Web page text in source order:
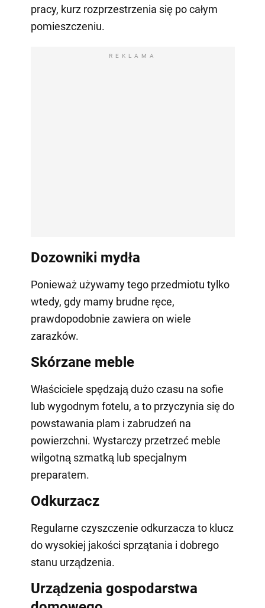
pracy, kurz rozprzestrzenia się po całym
pomieszczeniu.
REKLAMA
Dozowniki mydła
Ponieważ używamy tego przedmiotu tylko
wtedy, gdy mamy brudne ręce,
prawdopodobnie zawiera on wiele
zarazków.
Skórzane meble
Właściciele spędzają dużo czasu na sofie
lub wygodnym fotelu, a to przyczynia się do
powstawania plam i zabrudzeń na
powierzchni. Wystarczy przetrzeć meble
wilgotną szmatką lub specjalnym
preparatem.
Odkurzacz
Regularne czyszczenie odkurzacza to klucz
do wysokiej jakości sprzątania i dobrego
stanu urządzenia.
Urządzenia gospodarstwa